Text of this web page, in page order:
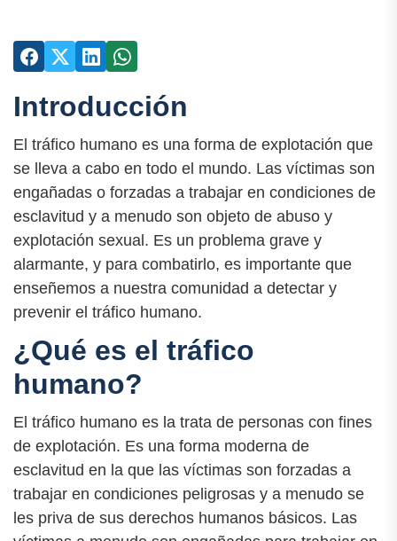
Introducción
El tráfico humano es una forma de explotación que
se lleva a cabo en todo el mundo. Las víctimas son
engañadas o forzadas a trabajar en condiciones de
esclavitud y a menudo son objeto de abuso y
explotación sexual. Es un problema grave y
alarmante, y para combatirlo, es importante que
enseñemos a nuestra comunidad a detectar y
prevenir el tráfico humano.
¿Qué es el tráfico
humano?
El tráfico humano es la trata de personas con fines
de explotación. Es una forma moderna de
esclavitud en la que las víctimas son forzadas a
trabajar en condiciones peligrosas y a menudo se
les priva de sus derechos humanos básicos. Las